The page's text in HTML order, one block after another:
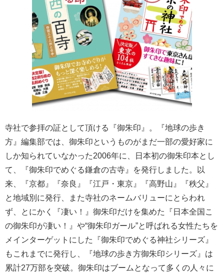
寺社で参拝の証として頂ける『御朱印』。『地球の歩き
方』編集部では、御朱印というものがまだ一部の愛好家に
しか知られていなかった2006年に、日本初の御朱印本とし
て、『御朱印でめぐる鎌倉の古寺』を発行しました。以
来、『京都』『奈良』『江戸・東京』『高野山』『秩父』
と地域別に発行、また寺社のネームバリューにとらわれ
ず、とにかく『凄い！』御朱印だけを集めた『日本全国こ
の御朱印が凄い！』や“御朱印ガール”と呼ばれる女性たちを
メインターゲットにした『御朱印でめぐる神社シリーズ』
もこれまでに発行し、『地球の歩き方御朱印シリーズ』は
累計27万部を突破。御朱印はブームとなって多くの人々に